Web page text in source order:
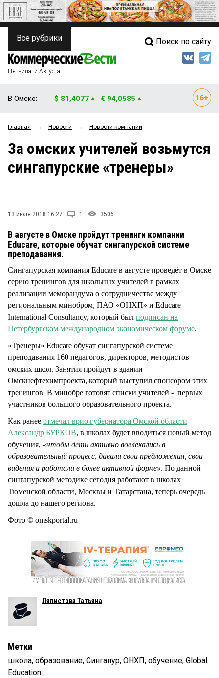
ПОЛИТИКА
ФИНАНСЫ
ОБЩЕСТВО
ЗАКОН
НОВОСТИ КОМПАНИЙ
Свежий выпуск
Мнения
Рейтинги
Блоги
Все рубрики Поиск по сайту
Пятница, 7 Августа
В Омске: $ 81,4077 € 94,0585
Главная → Новости → Новости компаний
За омских учителей возьмутся
сингапурские «тренеры»
13 июля 2018 16:27 1 3506
В августе в Омске пройдут тренинги компании
Educare, которые обучат сингапурской системе
преподавания.
Сингапурская компания Educare в августе проведёт в Омске
серию тренингов для школьных учителей в рамках
реализации меморандума о сотрудничестве между
региональным минобром, ПАО «ОНХП» и Educare
International Consultancy, который был подписан на
Петербургском международном экономическом форуме.
«Тренеры» Educare обучат сингапурской системе
преподавания 160 педагогов, директоров, методистов
омских школ. Занятия пройдут в здании
Омскнефтехимпроекта, который выступил спонсором этих
тренингов. В минобре готовят списки учителей - первых
участников большого образовательного проекта.
Как ранее отмечал врио губернатора Омской области
Александр БУРКОВ, в школах будет вводиться новый метод
обучения, «чтобы дети активно вовлекались в
образовательный процесс, давали свои предложения, свои
видения и работали в более активной форме». По данной
сингапурской методике сегодня работают в школах
Тюменской области, Москвы и Татарстана, теперь очередь
дошла до нашего региона.
Фото © omskportal.ru
Ляпистова Татьяна
Метки
школа, образование, Сингапур, ОНХП, обучение, Global
Education